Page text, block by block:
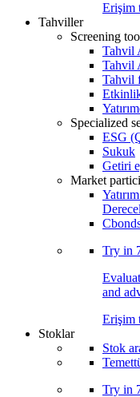
Erişim
Tahviller
Screening
Tahvil
Tahvil
Tahvil
Specialized
ESG
Sukuk
Getiri
Market
Try in
and
Erişim
Stoklar
Stok
Try in